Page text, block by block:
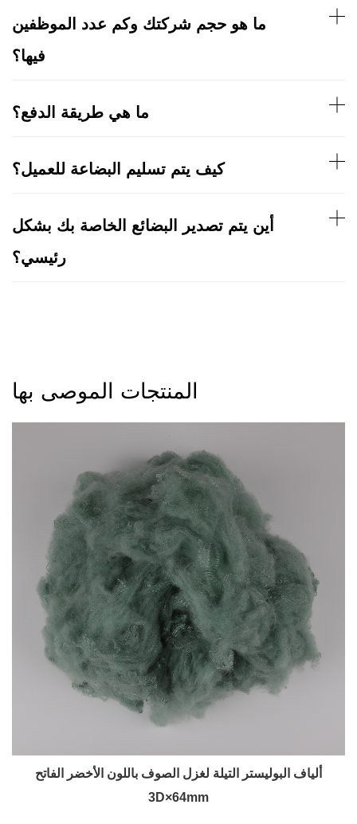
ما هو حجم شركتك وكم عدد الموظفين
فيها؟
ما هي طريقة الدفع؟
كيف يتم تسليم البضاعة للعميل؟
أين يتم تصدير البضائع الخاصة بك بشكل
رئيسي؟
المنتجات الموصى بها
ألياف البوليستر التيلة لغزل الصوف باللون الأخضر الفاتح
3D×64mm